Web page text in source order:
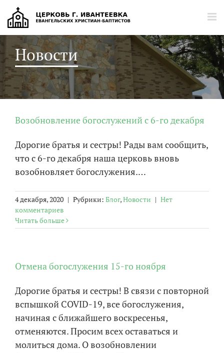
Главная
Расписание богослужений
Новости
Статьи
Галерея
Новости
Возобновление богослужений с 6-го декабря
Дорогие братья и сестры! Рады вам сообщить,
что с 6-го декабря наша церковь вновь
возобновляет богослужения.…
4 декабря, 2020 | Рубрики: Блог,Новости | Нет
комментариев
Читать больше
Отмена богослужения 15-го ноября
Дорогие братья и сестры! В связи с повторной
вспышкой COVID-19, все богослужения,
начиная с ближайшего воскресенья,
отменяются. Просим всех оставаться и
молиться дома. О возобновлении